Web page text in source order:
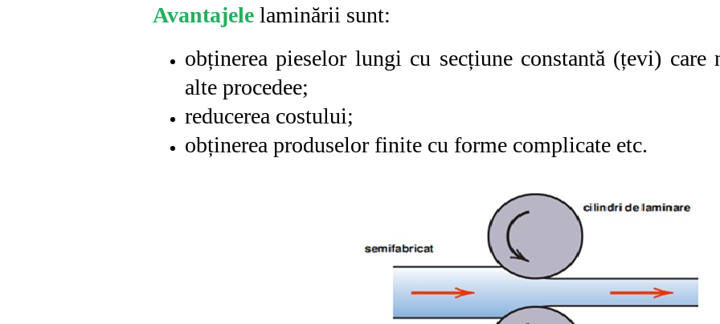
Avantajele laminării sunt:
obținerea pieselor lungi cu secțiune constantă (țevi)
alte procedee;
reducerea costului;
obținerea produselor finite cu forme complicate etc.